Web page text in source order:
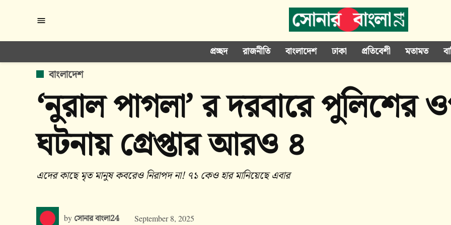
content
প্রচ্ছদ রাজনীতি বাংলাদেশ ঢাকা প্রতিবেশী মতামত
POSTED
বাংলাদেশ
‘নুরাল পাগলা’ র দরবারে পুলিশের
ঘটনায় গ্রেপ্তার আরও ৪
এদের কাছে মৃত মানুষ কবরেও নিরাপদ না! ৭১ কেও হার মানিয়েছে এবার
by সোনার বাংলা24 September 8, 2025